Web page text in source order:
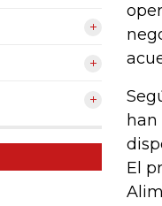
han
El